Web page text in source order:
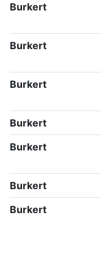
Burkert
Burkert
Burkert
Burkert
Burkert
Burkert
Burkert